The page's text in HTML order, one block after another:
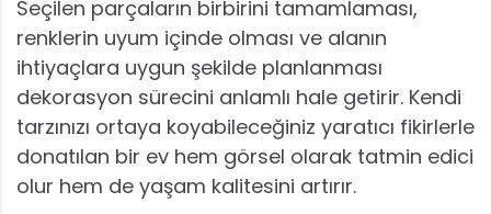
Seçilen parçaların birbirini tamamlaması,
renklerin uyum içinde olması ve alanın
ihtiyaçlara uygun şekilde planlanması
dekorasyon sürecini anlamlı hale getirir. Kendi
tarzınızı ortaya koyabileceğiniz yaratıcı fikirlerle
donatılan bir ev hem görsel olarak tatmin edici
olur hem de yaşam kalitesini artırır.